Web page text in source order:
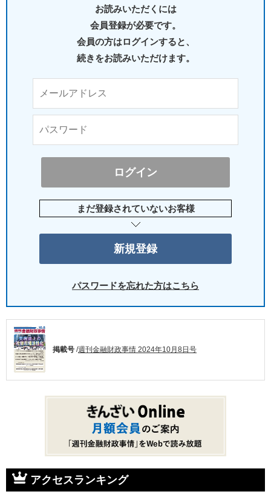
お読みいただくには
会員登録が必要です。
会員の方はログインすると、
続きをお読みいただけます。
まだ登録されていないお客様
パスワードを忘れた方はこちら
掲載号 /週刊金融財政事情 2024年10月8日号
アクセスランキング